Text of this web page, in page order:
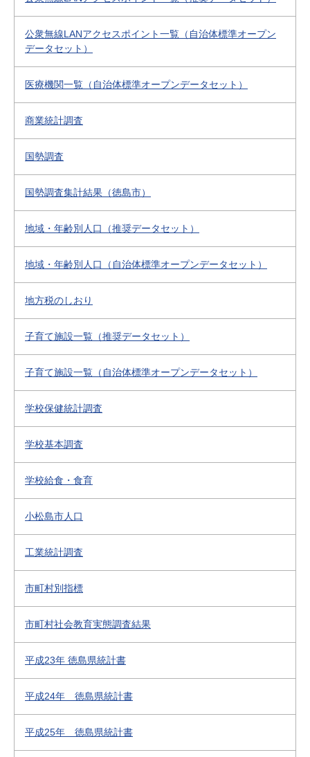
公衆無線LANアクセスポイント一覧（自治体標準オープン
データセット）
医療機関一覧（自治体標準オープンデータセット）
商業統計調査
国勢調査
国勢調査集計結果（徳島市）
地域・年齢別人口（推奨データセット）
地域・年齢別人口（自治体標準オープンデータセット）
地方税のしおり
子育て施設一覧（推奨データセット）
子育て施設一覧（自治体標準オープンデータセット）
学校保健統計調査
学校基本調査
学校給食・食育
小松島市人口
工業統計調査
市町村別指標
市町村社会教育実態調査結果
平成23年 徳島県統計書
平成24年 徳島県統計書
平成25年 徳島県統計書